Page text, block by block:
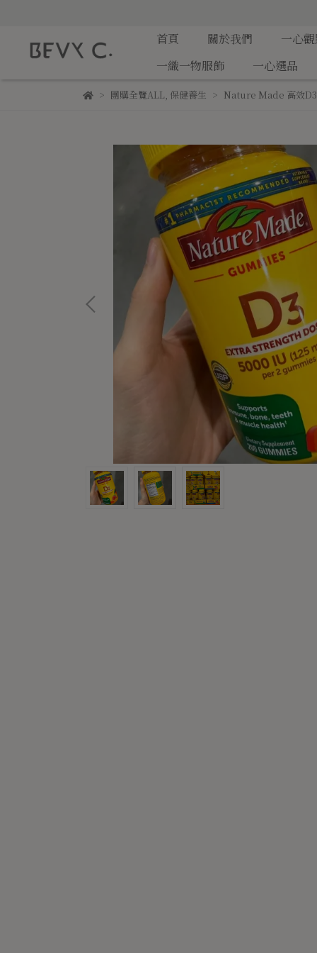
首頁 關於我們
一心
一織一物服飾
一心選品
團購全覽ALL, 保健養生 Nature Made 高效